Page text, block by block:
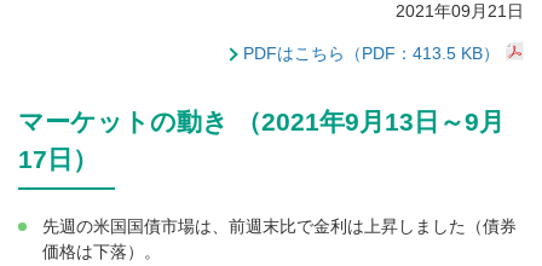
2021年09月21日
PDFはこちら（PDF：413.5 KB）
マーケットの動き （2021年9月13日～9月
17日）
先週の米国国債市場は、前週末比で金利は上昇しました（債券
価格は下落）。